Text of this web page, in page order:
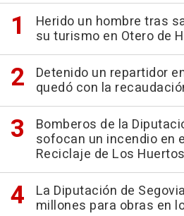
Herido un hombre tras
su turismo en Otero de
Detenido un repartidor
quedó con la
Bomberos de la
sofocan un incendio en
Reciclaje de Los Huertos
La Diputación de
millones para obras en